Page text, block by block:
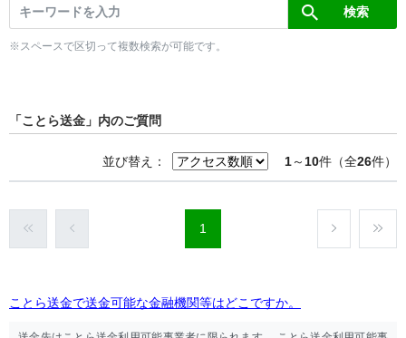
※スペースで区切って複数検索が可能です。
「ことら送金」内のご質問
並び替え： 1～ 10件（全26件）
1
ことら送金で送金可能な金融機関等はどこですか。